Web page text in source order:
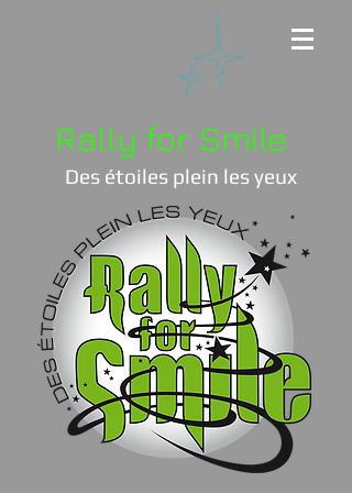
Rally for Smile
Des étoiles plein les yeux